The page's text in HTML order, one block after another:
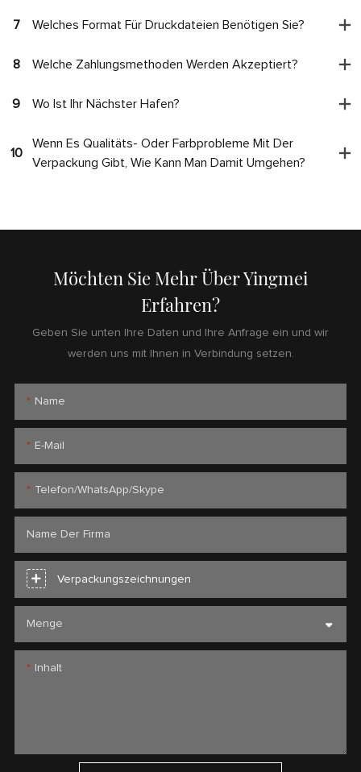
7 Welches Format Für Druckdateien Benötigen Sie?
8 Welche Zahlungsmethoden Werden Akzeptiert?
9 Wo Ist Ihr Nächster Hafen?
10
Wenn Es Qualitäts- Oder Farbprobleme Mit Der
Verpackung Gibt, Wie Kann Man Damit Umgehen?
Möchten Sie Mehr Über Yingmei
Erfahren?
Geben Sie unten Ihre Daten und Ihre Anfrage ein und wir
werden uns mit Ihnen in Verbindung setzen.
Name
E-Mail
Telefon/WhatsApp/Skype
Name Der Firma
Verpackungszeichnungen
Menge
Inhalt